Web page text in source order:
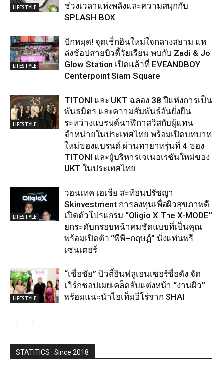
LIFESTYLE
ช่วงเวลาแห่งพลังและความสนุกกับ
SPLASH BOX
LIFESTYLE
ปักหมุด! จุดเช็กอินใหม่ใจกลางสยาม แห
ล่งช้อปสายบิวตี้วัยเรียน พบกับ Zadi & Jo
Glow Station เปิดแล้วที่ EVEANDBOY
Centerpoint Siam Square
LIFESTYLE
TITONI และ UKT ฉลอง 38 ปีแห่งการเป็น
พันธมิตร และความสัมพันธ์อันยั่งยืน
ระหว่างแบรนด์นาฬิกาสวิสกับผู้แทน
จำหน่ายในประเทศไทย พร้อมเปิดบทบาท
ใหม่ของแบรนด์ ผ่านทายาทรุ่นที่ 4 ของ
TITONI และผู้บริหารเจเนอเรชันใหม่ของ
UKT ในประเทศไทย
LIFESTYLE
วอนเทค เอเชีย สะท้อนปรัชญา
Skinvestment การลงทุนเพื่อผิวสุขภาพดี
เปิดตัวโปรแกรม “Oligio X The X-MODE”
ยกระดับกรอบหน้าคมชัดแบบที่เป็นคุณ
พร้อมเปิดตัว “พีพี–กฤษฏ์” นั่งแท่นพรี
เซนเตอร์
LIFESTYLE
“เชื่อชัย” บิวตี้อินฟลูเอนเซอร์ชื่อดัง จัด
เวิร์กชอปเผยเคล็ดลับแต่งหน้า “งานผิว”
พร้อมแนะนำไอเท็มฮีโร่จาก SHAI
STATITICS : Since 2018